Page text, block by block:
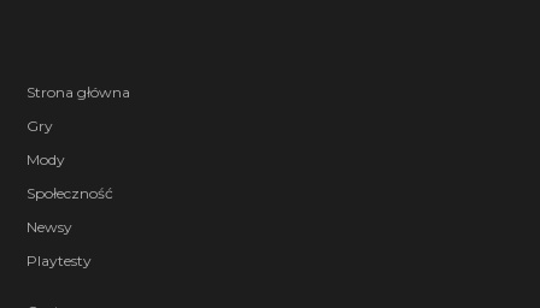
Strona główna
Gry
Mody
Społeczność
Newsy
Playtesty